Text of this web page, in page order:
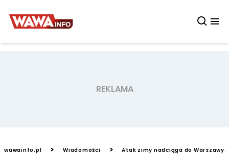
wawainfo.pl > Wiadomości > Atak zimy nadciąga do Warszawy.